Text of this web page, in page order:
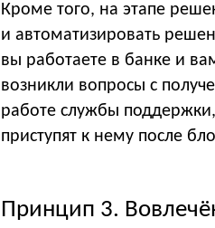
Кроме того, на этапе
и автоматизировать
вы работаете в банке и
возникли вопросы с
работе службы
приступят к нему после
Принцип 3.